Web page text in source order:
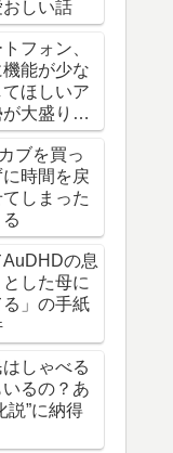
しい話
フォン、
能が少な
ほしいア
大盛り上
ブを買っ
時間を戻
しまった
の息
した母に
」の手紙
しゃべる
るの？あ
説”に納得